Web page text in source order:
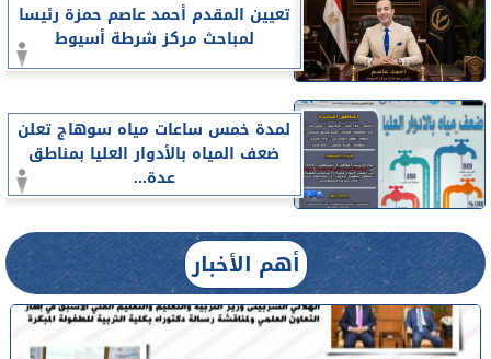
تعيين المقدم أحمد عاصم حمزة رئيسا
لمباحث مركز شرطة أسيوط
لمدة خمس ساعات مياه سوهاج تعلن
ضعف المياه بالأدوار العليا بمناطق
عدة...
أهم الأخبار